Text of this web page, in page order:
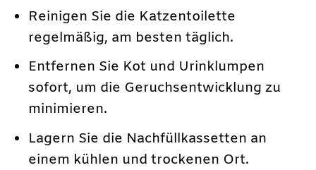
Reinigen Sie die Katzentoilette
regelmäßig, am besten täglich.
Entfernen Sie Kot und Urinklumpen
sofort, um die Geruchsentwicklung zu
minimieren.
Lagern Sie die Nachfüllkassetten an
einem kühlen und trockenen Ort.